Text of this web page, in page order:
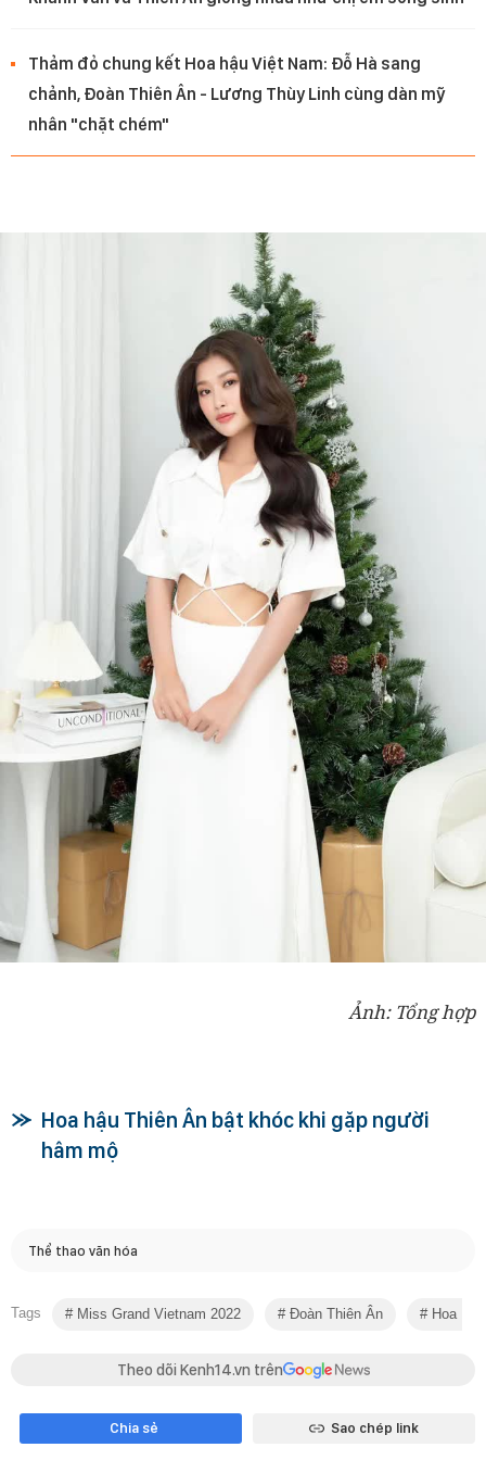
Thảm đỏ chung kết Hoa hậu Việt Nam: Đỗ Hà sang
chảnh, Đoàn Thiên Ân - Lương Thùy Linh cùng dàn mỹ
nhân "chặt chém"
Ảnh: Tổng hợp
Hoa hậu Thiên Ân bật khóc khi gặp người
hâm mộ
Thể thao văn hóa
Tags Miss Grand Vietnam 2022 Đoàn Thiên Ân Hoa
Theo dõi Kenh14.vn trên
Chia sẻ Sao chép link